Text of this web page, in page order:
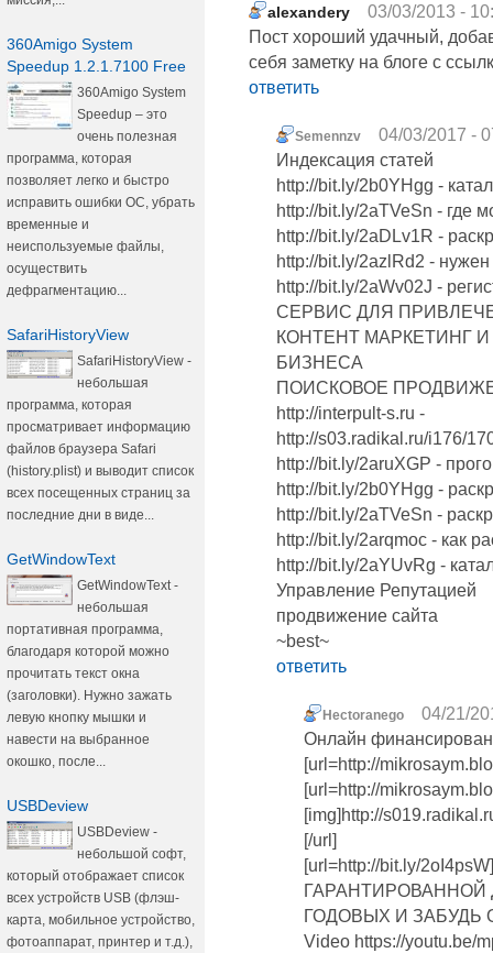
360Amigo System
Speedup 1.2.1.7100 Free
360Amigo System
Speedup – это
очень полезная
программа, которая
позволяет легко и быстро
исправить ошибки ОС, убрать
временные и
неиспользуемые файлы,
осуществить
дефрагментацию...
SafariHistoryView
SafariHistoryView -
небольшая
программа, которая
просматривает информацию
файлов браузера Safari
(history.plist) и выводит список
всех посещенных страниц за
последние дни в виде...
GetWindowText
GetWindowText -
небольшая
портативная программа,
благодаря которой можно
прочитать текст окна
(заголовки). Нужно зажать
левую кнопку мышки и
навести на выбранное
окошко, после...
USBDeview
USBDeview -
небольшой софт,
который отображает список
всех устройств USB (флэш-
карта, мобильное устройство,
фотоаппарат, принтер и т.д.),
alexandery
03/03/2013 -
Пост хороший удачный,
себя заметку на блоге с
ответить
Semennzv
04/03/2017 -
Индексация статей
http://bit.ly/2b0YHgg -
http://bit.ly/2aTVeSn - где
http://bit.ly/2aDLv1R -
http://bit.ly/2azlRd2 - нужен
http://bit.ly/2aWv02J -
СЕРВИС ДЛЯ
КОНТЕНТ МАРКЕТИНГ
БИЗНЕСА
ПОИСКОВОЕ
http://interpult-s.ru -
http://s03.radikal.ru/i176/
http://bit.ly/2aruXGP -
http://bit.ly/2b0YHgg -
http://bit.ly/2aTVeSn -
http://bit.ly/2arqmoc - как
http://bit.ly/2aYUvRg -
Управление Репутацией
продвижение сайта
~best~
ответить
Hectoranego
04/21/
Онлайн
[url=http://
[url=http://
[img]http://
[/url]
[url=http://bit.ly/
ГАРАНТИРОВАННОЙ
ГОДОВЫХ И ЗАБУДЬ
Video https://youtu.be/